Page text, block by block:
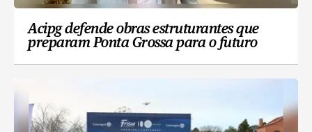
Acipg defende obras estruturantes que
preparam Ponta Grossa para o futuro